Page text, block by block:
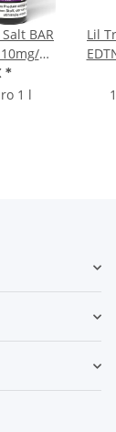
BAR
ml
*
1 l
Lil